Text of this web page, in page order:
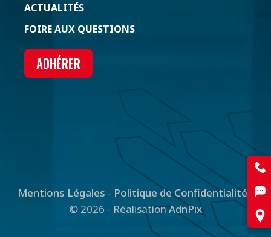
ACTUALITÉS
FOIRE AUX QUESTIONS
ADHÉRER
Mentions Légales - Politique de Confidentialité
© 2026 - RéalisationAdnPix